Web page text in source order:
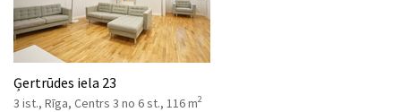
Ģertrūdes iela 23
3 ist., Rīga, Centrs 3 no 6 st., 116 m2